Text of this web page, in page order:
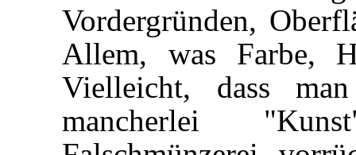
Vordergründen,
Allem, was Farbe,
Vielleicht, dass
mancherlei